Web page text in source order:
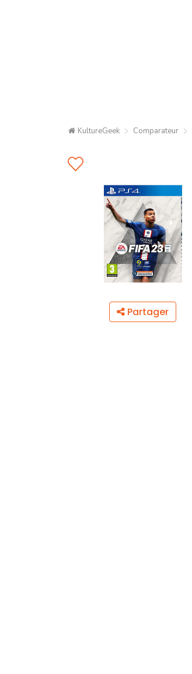
KultureGeek Comparateur
Partager